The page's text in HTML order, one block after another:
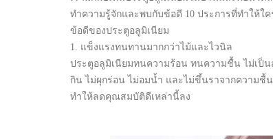
ทำความรู้จักและพบกับข้อดี 10 ประการที่ทำให้ใ
ข้อดีของประตูอลูมิเนียม
1. แข็งแรงทนทานมากกว่าไม้และไวนิล
ประตูอลูมิเนียมทนความร้อน ทนความชื้น ไม่เป็
กิน ไม่ผุกร่อน ไม่อมน้ำ และไม่ขึ้นราจากความชื้
ทำให้ลดคุณสมบัติดีเหล่านี้ลง